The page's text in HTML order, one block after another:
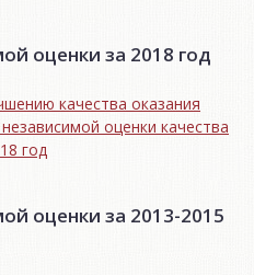
оценки за 2018 год
качества оказания
оценки качества
год
оценки за 2013-2015